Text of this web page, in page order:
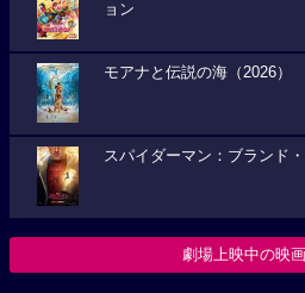
ョン
モアナと伝説の海（2026）
スパイダーマン：ブランド
劇場上映中の映